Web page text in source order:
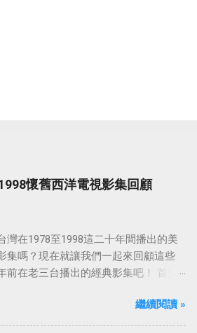
懷舊西洋電視影集回顧
灣在1978至1998這二十年間播出的美
集嗎？現在就讓我們一起來回顧這些
前在老三台播出的經典影集吧！ 首先
」（The Love Boat），這部影集最早
年9月24日至1986年5月24日於美國
繼續閱讀 »